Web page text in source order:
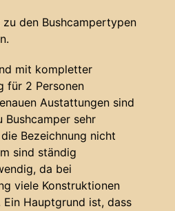
den Bushcampertypen
mit kompletter
für 2 Personen
Austattungen sind
Bushcamper sehr
Bezeichnung nicht
sind ständig
da bei
viele Konstruktionen
Ein Hauptgrund ist, dass